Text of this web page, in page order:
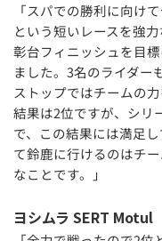
「スパでの勝利に向け
という短いレースを強
彰台フィニッシュを目
ました。3名のライダー
ストップではチームの
結果は2位ですが、シリ
で、この結果には満足
て鈴鹿に行けるのはチ
なことです。」
ヨシムラ SERT